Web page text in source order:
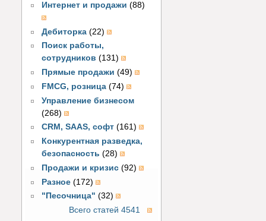
Интернет и продажи (88)
Дебиторка (22)
Поиск работы,
сотрудников (131)
Прямые продажи (49)
FMCG, розница (74)
Управление бизнесом
(268)
CRM, SAAS, софт (161)
Конкурентная разведка,
безопасность (28)
Продажи и кризис (92)
Разное (172)
"Песочница" (32)
Всего статей 4541